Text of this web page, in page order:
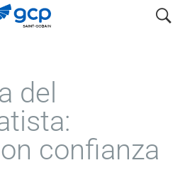
search
del
confianza